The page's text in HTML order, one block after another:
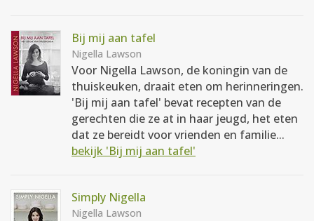
Bij mij aan tafel
Nigella Lawson
Voor Nigella Lawson, de koningin van de
thuiskeuken, draait eten om herinneringen.
'Bij mij aan tafel' bevat recepten van de
gerechten die ze at in haar jeugd, het eten
dat ze bereidt voor vrienden en familie...
bekijk 'Bij mij aan tafel'
Simply Nigella
Nigella Lawson